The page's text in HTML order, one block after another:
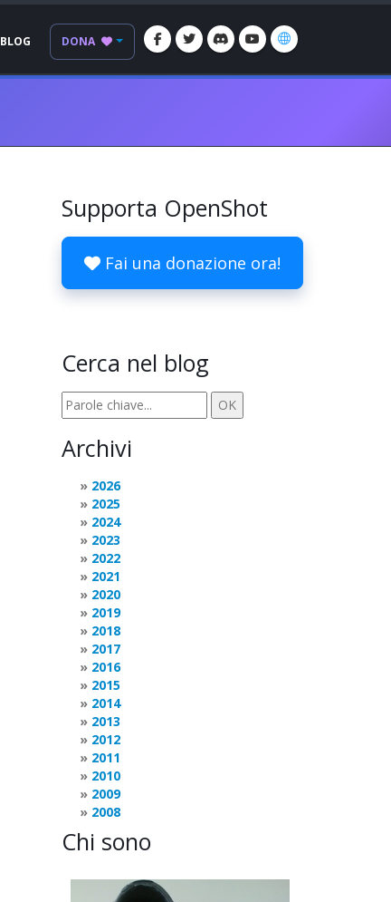
BLOG DONA
Supporta OpenShot
Fai una donazione ora!
Cerca nel blog
Archivi
2026
2025
2024
2023
2022
2021
2020
2019
2018
2017
2016
2015
2014
2013
2012
2011
2010
2009
2008
Chi sono